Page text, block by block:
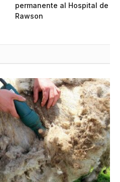
permanente al Hospital de
Rawson